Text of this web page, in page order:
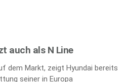
auch als N Line
dem Markt, zeigt Hyundai bereits
seiner in Europa